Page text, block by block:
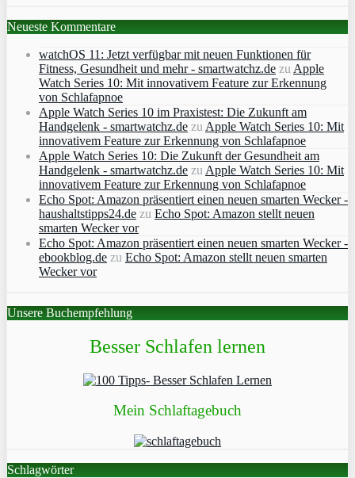
Neueste Kommentare
watchOS 11: Jetzt verfügbar mit neuen Funktionen für
Fitness, Gesundheit und mehr - smartwatchz.de zu Apple
Watch Series 10: Mit innovativem Feature zur Erkennung
von Schlafapnoe
Apple Watch Series 10 im Praxistest: Die Zukunft am
Handgelenk - smartwatchz.de zu Apple Watch Series 10: Mit
innovativem Feature zur Erkennung von Schlafapnoe
Apple Watch Series 10: Die Zukunft der Gesundheit am
Handgelenk - smartwatchz.de zu Apple Watch Series 10: Mit
innovativem Feature zur Erkennung von Schlafapnoe
Echo Spot: Amazon präsentiert einen neuen smarten Wecker -
haushaltstipps24.de zu Echo Spot: Amazon stellt neuen
smarten Wecker vor
Echo Spot: Amazon präsentiert einen neuen smarten Wecker -
ebookblog.de zu Echo Spot: Amazon stellt neuen smarten
Wecker vor
Unsere Buchempfehlung
Besser Schlafen lernen
Mein Schlaftagebuch
Schlagwörter